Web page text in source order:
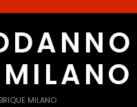
MILANO